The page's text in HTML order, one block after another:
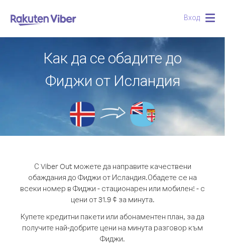
Вход
Как да се обадите до
Фиджи от Исландия
С Viber Out можете да направите качествени
обаждания до Фиджи от Исландия.Обадете се на
всеки номер в Фиджи - стационарен или мобилен! - с
цени от 31.9 ¢ за минута.
Купете кредитни пакети или абонаментен план, за да
получите най-добрите цени на минута разговор към
Фиджи.